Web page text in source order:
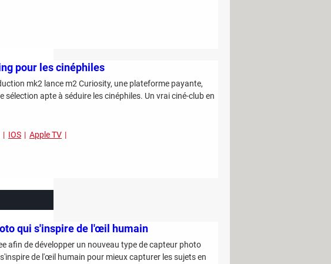
pour les cinéphiles
mk2 lance m2 Curiosity, une plateforme payante,
apte à séduire les cinéphiles. Un vrai ciné-club en
IOS Apple TV
qui s'inspire de l'œil humain
afin de développer un nouveau type de capteur photo
de l'œil humain pour mieux capturer les sujets en